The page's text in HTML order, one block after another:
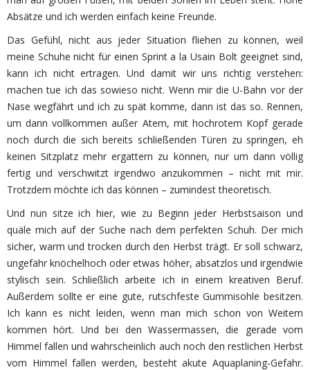
Absätze und ich werden einfach keine Freunde.
Das Gefühl, nicht aus jeder Situation fliehen zu können, weil
meine Schuhe nicht für einen Sprint a la Usain Bolt geeignet sind,
kann ich nicht ertragen. Und damit wir uns richtig verstehen:
machen tue ich das sowieso nicht. Wenn mir die U-Bahn vor der
Nase wegfährt und ich zu spät komme, dann ist das so. Rennen,
um dann vollkommen außer Atem, mit hochrotem Kopf gerade
noch durch die sich bereits schließenden Türen zu springen, eh
keinen Sitzplatz mehr ergattern zu können, nur um dann völlig
fertig und verschwitzt irgendwo anzukommen – nicht mit mir.
Trotzdem möchte ich das können – zumindest theoretisch.
Und nun sitze ich hier, wie zu Beginn jeder Herbstsaison und
quäle mich auf der Suche nach dem perfekten Schuh. Der mich
sicher, warm und trocken durch den Herbst trägt. Er soll schwarz,
ungefähr knöchelhoch oder etwas höher, absatzlos und irgendwie
stylisch sein. Schließlich arbeite ich in einem kreativen Beruf.
Außerdem sollte er eine gute, rutschfeste Gummisohle besitzen.
Ich kann es nicht leiden, wenn man mich schon von Weitem
kommen hört. Und bei den Wassermassen, die gerade vom
Himmel fallen und wahrscheinlich auch noch den restlichen Herbst
vom Himmel fallen werden, besteht akute Aquaplaning-Gefahr.